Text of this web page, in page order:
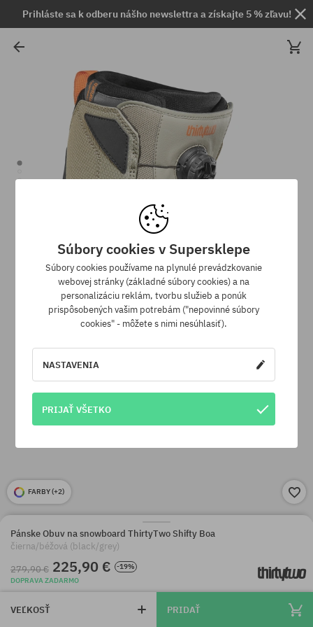
Prihláste sa k odberu nášho newslettra a získajte 5 % zľavu!
FARBY (+2)
Pánske Obuv na snowboard ThirtyTwo Shifty Boa
čierna/béžová (black/grey)
279,90 € 225,90 €
-19%
DOPRAVA ZADARMO
VEĽKOSŤ PRIDAŤ
Súbory cookies v Supersklepe
Súbory cookies používame na plynulé prevádzkovanie
webovej stránky (základné súbory cookies) a na
personalizáciu reklám, tvorbu služieb a ponúk
prispôsobených vašim potrebám ("nepovinné súbory
cookies" - môžete s nimi nesúhlasiť).
NASTAVENIA
PRIJAŤ VŠETKO